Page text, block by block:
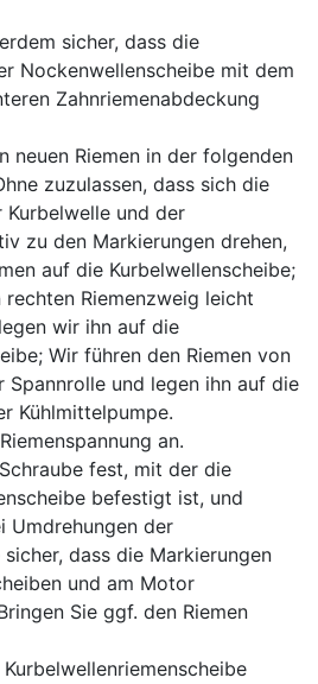
sicher, dass die
Nockenwellenscheibe mit dem
Zahnriemenabdeckung
neuen Riemen in der folgenden
zuzulassen, dass sich die
Kurbelwelle und der
zu den Markierungen drehen,
auf die Kurbelwellenscheibe;
Riemenzweig leicht
wir ihn auf die
Wir führen den Riemen von
Spannrolle und legen ihn auf die
Kühlmittelpumpe.
an.
fest, mit der die
befestigt ist, und
Umdrehungen der
dass die Markierungen
und am Motor
Sie ggf. den Riemen